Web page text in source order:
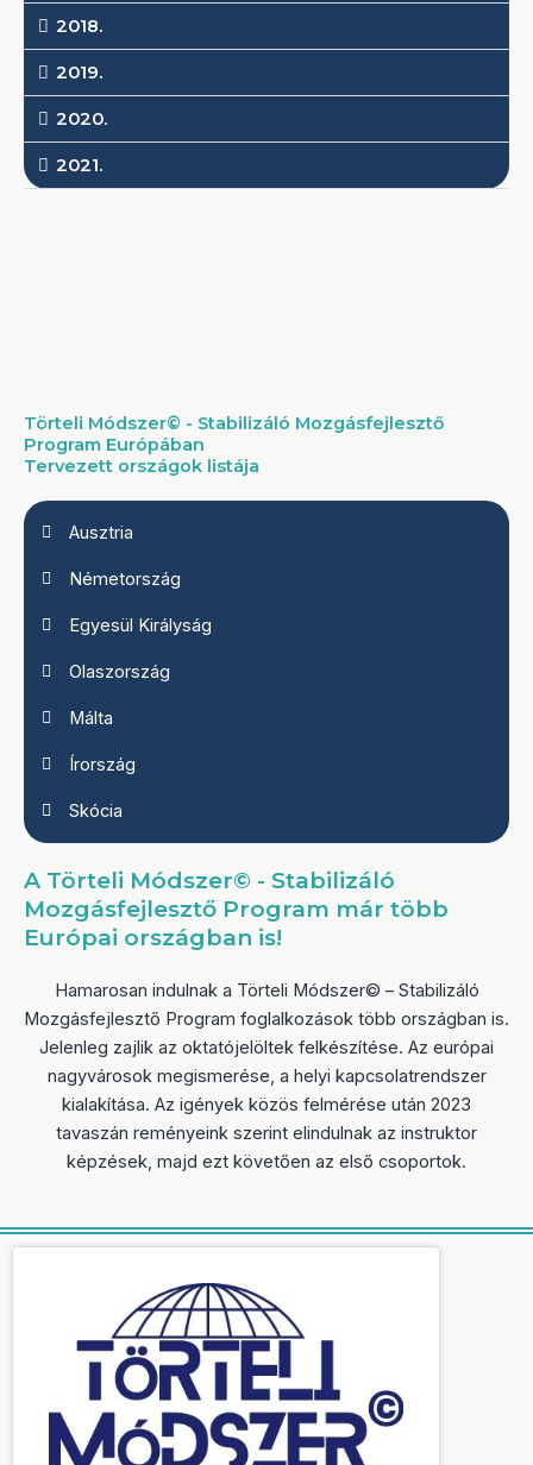
2018.
2019.
2020.
2021.
Törteli Módszer© - Stabilizáló Mozgásfejlesztő
Program Európában
Tervezett országok listája
Ausztria
Németország
Egyesül Királyság
Olaszország
Málta
Írország
Skócia
A Törteli Módszer© - Stabilizáló
Mozgásfejlesztő Program már több
Európai országban is!
Hamarosan indulnak a Törteli Módszer© – Stabilizáló
Mozgásfejlesztő Program foglalkozások több országban is.
Jelenleg zajlik az oktatójelöltek felkészítése. Az európai
nagyvárosok megismerése, a helyi kapcsolatrendszer
kialakítása. Az igények közös felmérése után 2023
tavaszán reményeink szerint elindulnak az instruktor
képzések, majd ezt követően az első csoportok.